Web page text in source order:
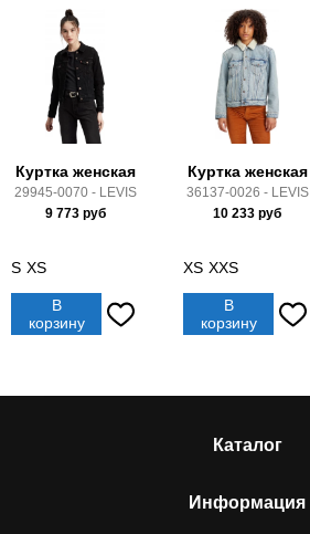
Куртка женская
29945-0070 - LEVIS
9 773руб
S XS
В
корзину
Куртка женская
36137-0026 - LEVIS
10 233 руб
XS XXS
В
корзину
Каталог
Информация